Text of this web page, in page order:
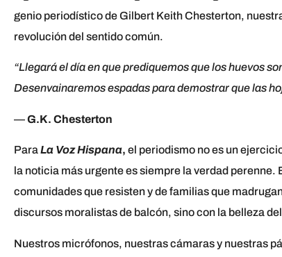
genio periodístico de Gilbert Keith Chesterton,
revolución del sentido común.
“Llegará el día en que prediquemos que los huevos
Desenvainaremos espadas para demostrar que las
—G.K. Chesterton
ParaLa Voz Hispana, el periodismo no es un
la noticia más urgente es siempre la verdad
comunidades que resisten y de familias que
discursos moralistas de balcón, sino con la belleza
Nuestros micrófonos, nuestras cámaras y nuestras